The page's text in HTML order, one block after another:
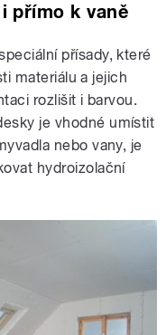
přímo k vaně
přísady, které
materiálu a jejich
rozlišit i barvou.
je vhodné umístit
nebo vany, je
hydroizolační